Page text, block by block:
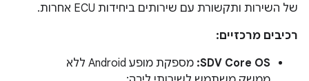
של השירות ותקשורת עם שירותים ביחידות ECU אחרות.
רכיבים מרכזיים:
SDV Core OS:
מספקת מופע Android ללא